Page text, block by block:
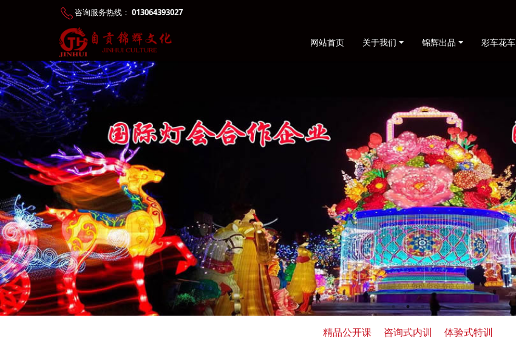
咨询服务热线： 013064393027
网站首页 关于我们 锦辉出品 彩车花车
精品公开课 咨询式内训 体验式特训